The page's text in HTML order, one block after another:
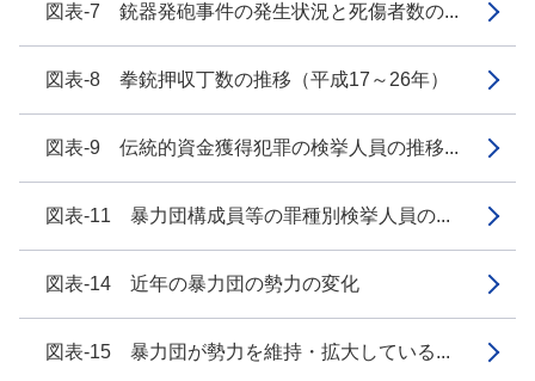
図表-7 銃器発砲事件の発生状況と死傷者数の...
図表-8 拳銃押収丁数の推移（平成17～26年）
図表-9 伝統的資金獲得犯罪の検挙人員の推移...
図表-11 暴力団構成員等の罪種別検挙人員の...
図表-14 近年の暴力団の勢力の変化
図表-15 暴力団が勢力を維持・拡大している...